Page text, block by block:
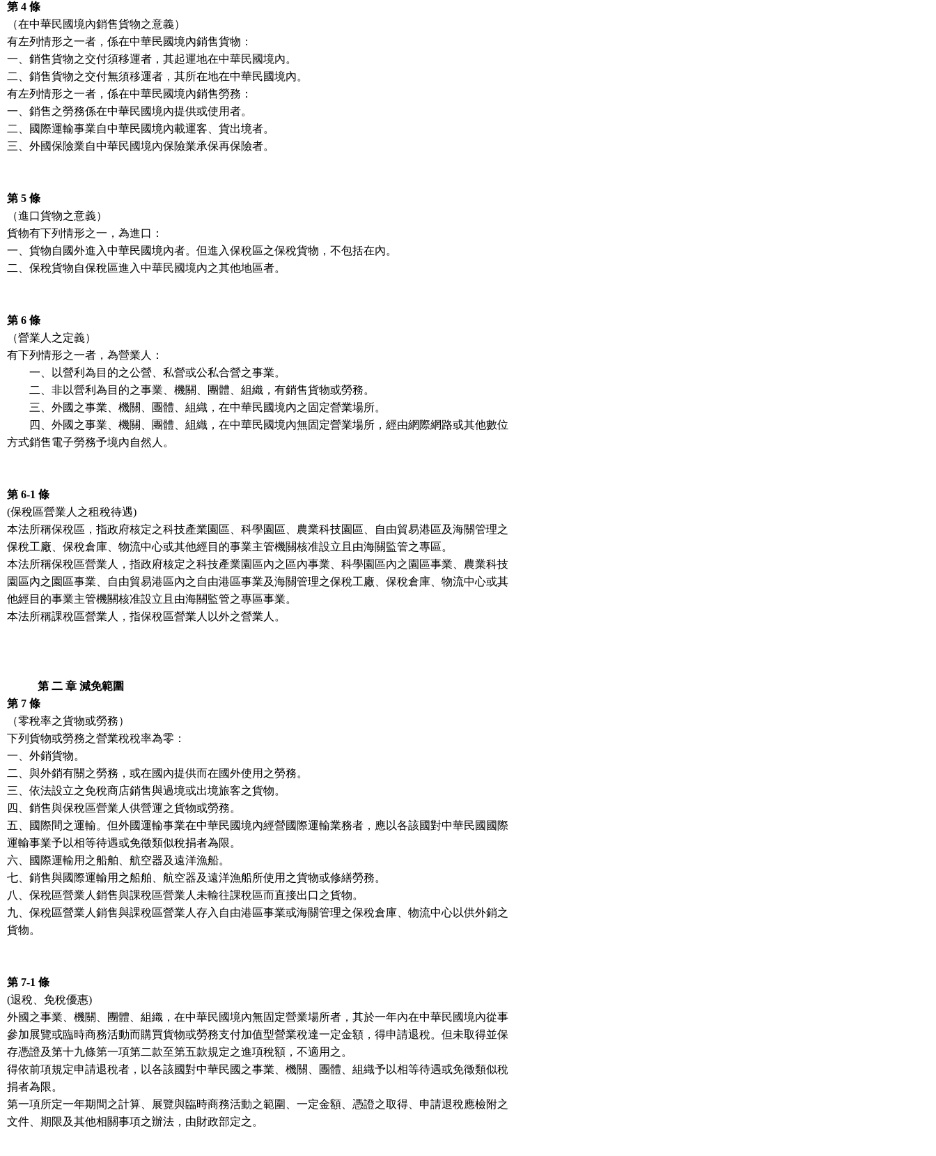
第 4 條
（在中華民國境內銷售貨物之意義）
有左列情形之一者，係在中華民國境內銷售貨物：
一、銷售貨物之交付須移運者，其起運地在中華民國境內。
二、銷售貨物之交付無須移運者，其所在地在中華民國境內。
有左列情形之一者，係在中華民國境內銷售勞務：
一、銷售之勞務係在中華民國境內提供或使用者。
二、國際運輸事業自中華民國境內載運客、貨出境者。
三、外國保險業自中華民國境內保險業承保再保險者。
第 5 條
（進口貨物之意義）
貨物有下列情形之一，為進口：
一、貨物自國外進入中華民國境內者。但進入保稅區之保稅貨物，不包括在內。
二、保稅貨物自保稅區進入中華民國境內之其他地區者。
第 6 條
（營業人之定義）
有下列情形之一者，為營業人：
一、以營利為目的之公營、私營或公私合營之事業。
二、非以營利為目的之事業、機關、團體、組織，有銷售貨物或勞務。
三、外國之事業、機關、團體、組織，在中華民國境內之固定營業場所。
四、外國之事業、機關、團體、組織，在中華民國境內無固定營業場所，經由網際網路或其他數位
方式銷售電子勞務予境內自然人。
第 6-1 條
(保稅區營業人之租稅待遇)
本法所稱保稅區，指政府核定之科技產業園區、科學園區、農業科技園區、自由貿易港區及海關管理之
保稅工廠、保稅倉庫、物流中心或其他經目的事業主管機關核准設立且由海關監管之專區。
本法所稱保稅區營業人，指政府核定之科技產業園區內之區內事業、科學園區內之園區事業、農業科技
園區內之園區事業、自由貿易港區內之自由港區事業及海關管理之保稅工廠、保稅倉庫、物流中心或其
他經目的事業主管機關核准設立且由海關監管之專區事業。
本法所稱課稅區營業人，指保稅區營業人以外之營業人。
第 二 章 減免範圍
第 7 條
（零稅率之貨物或勞務）
下列貨物或勞務之營業稅稅率為零：
一、外銷貨物。
二、與外銷有關之勞務，或在國內提供而在國外使用之勞務。
三、依法設立之免稅商店銷售與過境或出境旅客之貨物。
四、銷售與保稅區營業人供營運之貨物或勞務。
五、國際間之運輸。但外國運輸事業在中華民國境內經營國際運輸業務者，應以各該國對中華民國國際
運輸事業予以相等待遇或免徵類似稅捐者為限。
六、國際運輸用之船舶、航空器及遠洋漁船。
七、銷售與國際運輸用之船舶、航空器及遠洋漁船所使用之貨物或修繕勞務。
八、保稅區營業人銷售與課稅區營業人未輸往課稅區而直接出口之貨物。
九、保稅區營業人銷售與課稅區營業人存入自由港區事業或海關管理之保稅倉庫、物流中心以供外銷之
貨物。
第 7-1 條
(退稅、免稅優惠)
外國之事業、機關、團體、組織，在中華民國境內無固定營業場所者，其於一年內在中華民國境內從事
參加展覽或臨時商務活動而購買貨物或勞務支付加值型營業稅達一定金額，得申請退稅。但未取得並保
存憑證及第十九條第一項第二款至第五款規定之進項稅額，不適用之。
得依前項規定申請退稅者，以各該國對中華民國之事業、機關、團體、組織予以相等待遇或免徵類似稅
捐者為限。
第一項所定一年期間之計算、展覽與臨時商務活動之範圍、一定金額、憑證之取得、申請退稅應檢附之
文件、期限及其他相關事項之辦法，由財政部定之。